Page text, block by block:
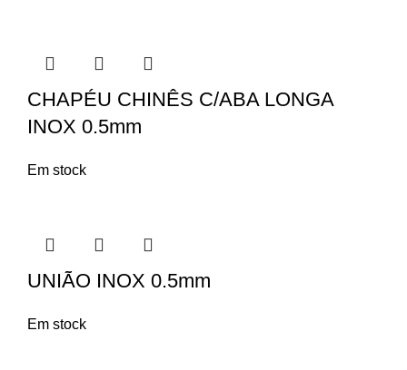
CHAPÉU CHINÊS C/ABA LONGA
INOX 0.5mm
Em stock
UNIÃO INOX 0.5mm
Em stock